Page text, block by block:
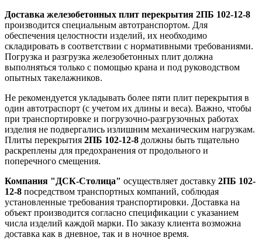
Доставка железобетонных плит перекрытия 2ПБ 102-12-8
производится специальным автотранспортом. Для
обеспечения целостности изделий, их необходимо
складировать в соответствии с нормативными требованиями.
Погрузка и разгрузка железобетонных плит должна
выполняться только с помощью крана и под руководством
опытных такелажников.
Не рекомендуется укладывать более пяти плит перекрытия в
один автотраспорт (с учетом их длины и веса). Важно, чтобы
при транспортировке и погрузочно-разгрузочных работах
изделия не подвергались излишним механическим нагрузкам.
Плиты перекрытия 2ПБ 102-12-8 должны быть тщательно
раскреплены для предохранения от продольного и
поперечного смещения.
Компания "ДСК-Столица" осуществляет доставку 2ПБ 102-
12-8 посредством транспортных компаний, соблюдая
установленные требования транспортировки. Доставка на
объект производится согласно спецификации с указанием
числа изделий каждой марки. По заказу клиента возможна
доставка как в дневное, так и в ночное время.